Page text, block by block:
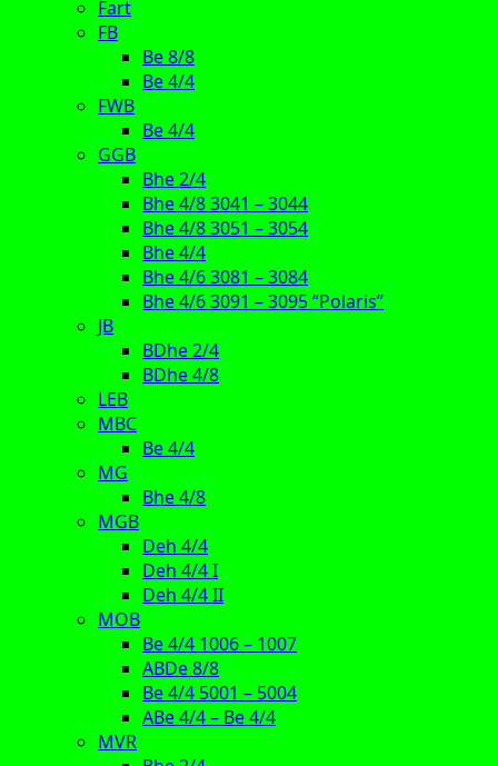
Fart
FB
Be 8/8
Be 4/4
FWB
Be 4/4
GGB
Bhe 2/4
Bhe 4/8 3041 – 3044
Bhe 4/8 3051 – 3054
Bhe 4/4
Bhe 4/6 3081 – 3084
Bhe 4/6 3091 – 3095 “Polaris”
JB
BDhe 2/4
BDhe 4/8
LEB
MBC
Be 4/4
MG
Bhe 4/8
MGB
Deh 4/4
Deh 4/4 I
Deh 4/4 II
MOB
Be 4/4 1006 – 1007
ABDe 8/8
Be 4/4 5001 – 5004
ABe 4/4 – Be 4/4
MVR